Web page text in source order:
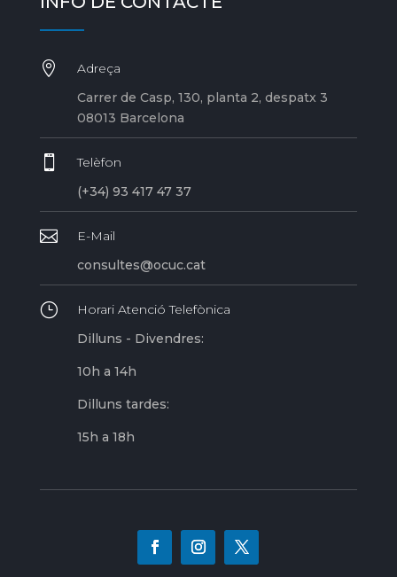

Adreça
Carrer de Casp, 130, planta 2, despatx 3
08013 Barcelona

Telèfon
(+34) 93 417 47 37

E-Mail
consultes@ocuc.cat
}
Horari Atenció Telefònica
Dilluns - Divendres:
10h a 14h
Dilluns tardes:
15h a 18h